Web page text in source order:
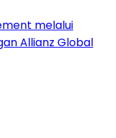
melalui
Allianz Global